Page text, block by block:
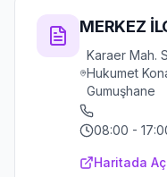
MERKEZ
Karaer Mah.
Hukumet
Gumuşhane
08:00 -
Haritada Aç